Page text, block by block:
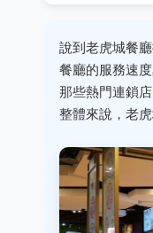
說到老虎城餐
餐廳的服務速
那些熱門連鎖
整體來說，老